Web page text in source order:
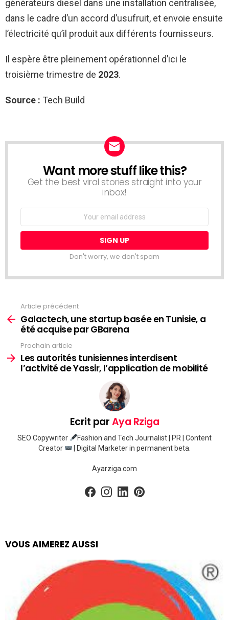
générateurs diesel dans une installation centralisée,
dans le cadre d’un accord d’usufruit, et envoie ensuite
l’électricité qu’il produit aux différents fournisseurs.
Il espère être pleinement opérationnel d’ici le
troisième trimestre de 2023.
Source : Tech Build
NEWSLETTER
Want more stuff like this?
Get the best viral stories straight into your
inbox!
Don't worry, we don't spam
plus
Article précédent
Galactech, une startup basée en Tunisie, a
été acquise par GBarena
Prochain article
Les autorités tunisiennes interdisent
l’activité de Yassir, l’application de mobilité
Ecrit parAya Rziga
SEO Copywriter
Fashion and Tech Journalist | PR | Content
Creator
| Digital Marketer in permanent beta.
Ayarziga.com
VOUS AIMEREZ AUSSI